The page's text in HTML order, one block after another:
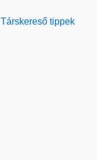
Társkereső tippek